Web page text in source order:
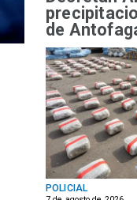
de
POLICIAL